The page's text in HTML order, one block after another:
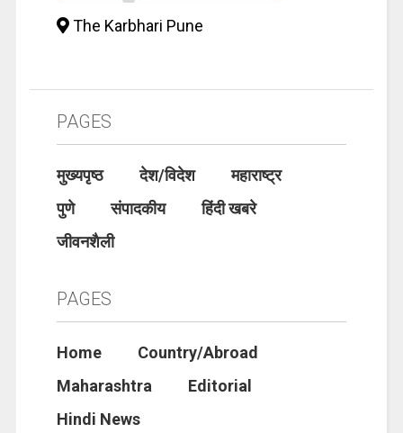
The Karbhari Pune
PAGES
मुख्यपृष्ठ देश/विदेश
महाराष्ट्र
पुणे
संपादकीय
हिंदी खबरे
जीवनशैली
PAGES
Home
Country/Abroad
Maharashtra
Editorial
Hindi News